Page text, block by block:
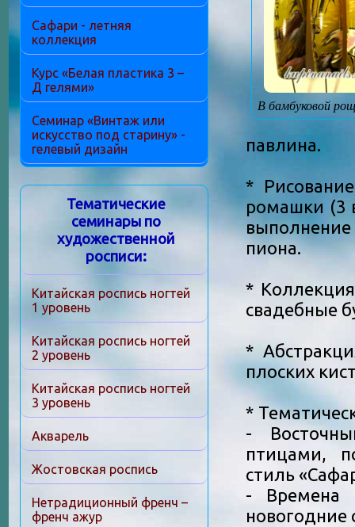
В бамбуковой
павлина.
*
ромашки (3
пиона.
*
свадебные
*
плоских
*
-
птицами,
стиль
- Времена
Сафари - летняя
коллекция
Курс «Белая пластика 3 –
Д гелями»
Семинар «Винтаж или
искусство под старину» -
гелевый дизайн
Тематические
семинары по
художественной
росписи:
Китайская роспись ногтей
1 уровень
Китайская роспись ногтей
2 уровень
Китайская роспись ногтей
3 уровень
Акварель
Жостовская роспись
Нетрадиционный френч –
френч ажур